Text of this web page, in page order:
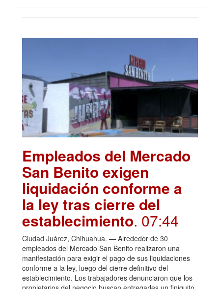
Empleados del Mercado
San Benito exigen
liquidación conforme a
la ley tras cierre del
establecimiento. 07:44
Ciudad Juárez, Chihuahua. — Alrededor de 30
empleados del Mercado San Benito realizaron una
manifestación para exigir el pago de sus liquidaciones
conforme a la ley, luego del cierre definitivo del
establecimiento. Los trabajadores denunciaron que los